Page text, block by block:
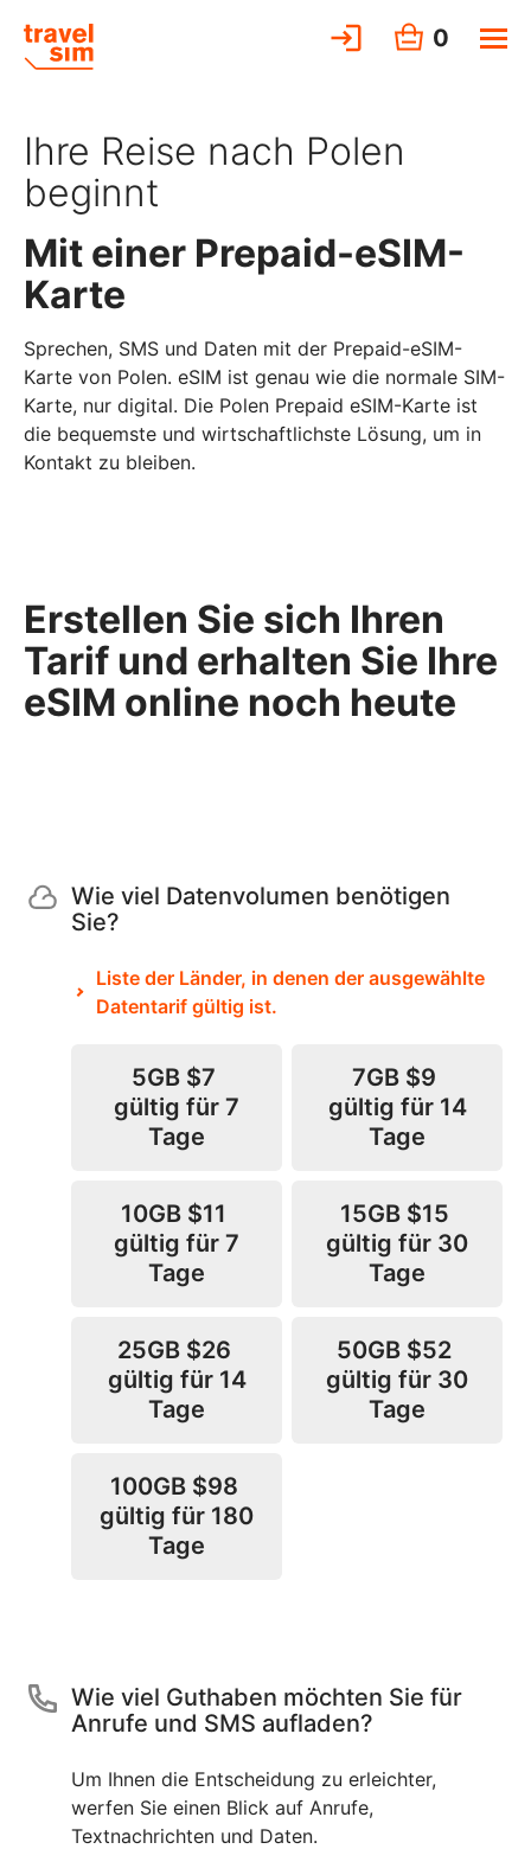
0
Ihre Reise nach Polen
beginnt
Mit einer Prepaid-eSIM-
Karte
Sprechen, SMS und Daten mit der Prepaid-eSIM-
Karte von Polen. eSIM ist genau wie die normale SIM-
Karte, nur digital. Die Polen Prepaid eSIM-Karte ist
die bequemste und wirtschaftlichste Lösung, um in
Kontakt zu bleiben.
Erstellen Sie sich Ihren
Tarif und erhalten Sie Ihre
eSIM online noch heute
Wie viel Datenvolumen benötigen
Sie?
Liste der Länder, in denen der ausgewählte
Datentarif gültig ist.
5GB $7
gültig für 7
Tage
7GB $9
gültig für 14
Tage
10GB $11
gültig für 7
Tage
15GB $15
gültig für 30
Tage
25GB $26
gültig für 14
Tage
50GB $52
gültig für 30
Tage
100GB $98
gültig für 180
Tage
Wie viel Guthaben möchten Sie für
Anrufe und SMS aufladen?
Um Ihnen die Entscheidung zu erleichter,
werfen Sie einen Blick auf Anrufe,
Textnachrichten und Daten.